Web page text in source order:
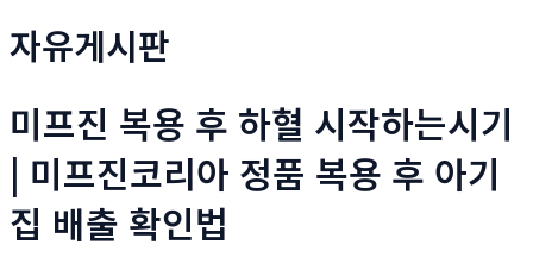
자유게시판
미프진 복용 후 하혈 시작하는시기
| 미프진코리아 정품 복용 후 아기
집 배출 확인법